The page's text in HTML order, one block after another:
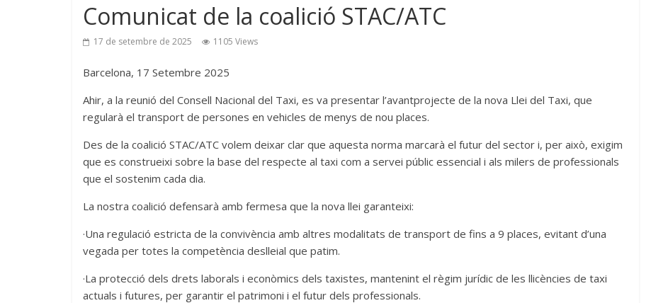
Comunicat de la coalició STAC/ATC
17 de setembre de 2025 1105 Views
Barcelona, 17 Setembre 2025
Ahir, a la reunió del Consell Nacional del Taxi, es va presentar l’avantprojecte de la nova Llei del Taxi, que
regularà el transport de persones en vehicles de menys de nou places.
Des de la coalició STAC/ATC volem deixar clar que aquesta norma marcarà el futur del sector i, per això, exigim
que es construeixi sobre la base del respecte al taxi com a servei públic essencial i als milers de professionals
que el sostenim cada dia.
La nostra coalició defensarà amb fermesa que la nova llei garanteixi:
·Una regulació estricta de la convivència amb altres modalitats de transport de fins a 9 places, evitant d’una
vegada per totes la competència deslleial que patim.
·La protecció dels drets laborals i econòmics dels taxistes, mantenint el règim jurídic de les llicències de taxi
actuals i futures, per garantir el patrimoni i el futur dels professionals.